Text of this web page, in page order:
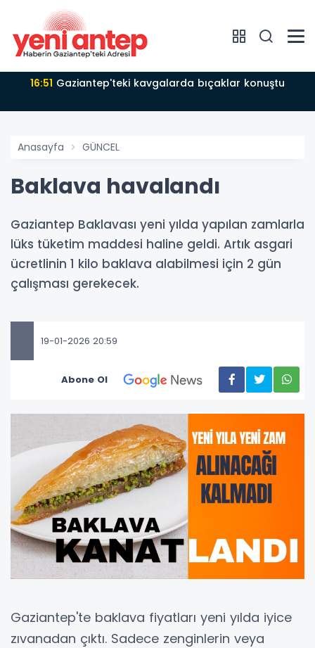
16:51 Gaziantep'teki kavgalarda bıçaklar konuştu
Anasayfa GÜNCEL
Baklava havalandı
Gaziantep Baklavası yeni yılda yapılan zamlarla
lüks tüketim maddesi haline geldi. Artık asgari
ücretlinin 1 kilo baklava alabilmesi için 2 gün
çalışması gerekecek.
19-01-2026 20:59
Abone Ol
Gaziantep'te baklava fiyatları yeni yılda iyice
zıvanadan çıktı. Sadece zenginlerin veya